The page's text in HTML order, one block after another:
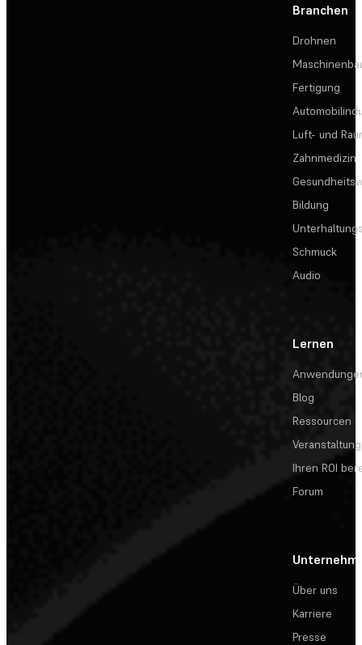
Branchen
Drohnen
Fertigung
Luft- und
Zahnmedizin
Bildung
Schmuck
Audio
Lernen
Blog
Ressourcen
Ihren ROI
Forum
Über uns
Karriere
Presse